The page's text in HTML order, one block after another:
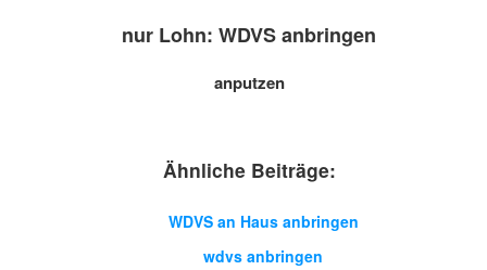
nur Lohn: WDVS anbringen
anputzen
Ähnliche Beiträge:
WDVS an Haus anbringen
wdvs anbringen